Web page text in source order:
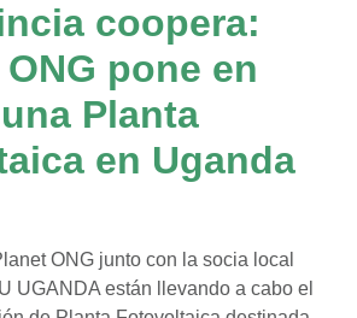
coopera:
pone en
Planta
en Uganda
ONG junto con la socia local
UGANDA están llevando a cabo el